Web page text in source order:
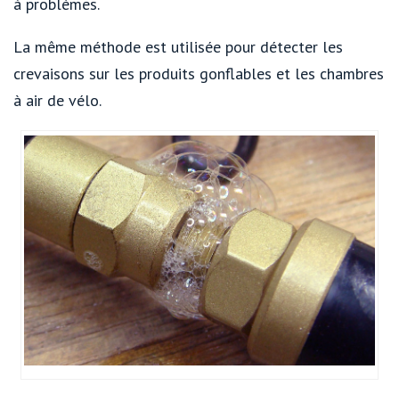
à problèmes.
La même méthode est utilisée pour détecter les
crevaisons sur les produits gonflables et les chambres
à air de vélo.